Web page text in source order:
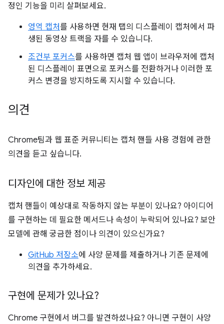
정인 기능을 미리 살펴보세요.
영역 캡처를 사용하면 현재 탭의 디스플레이 캡처에서 파
생된 동영상 트랙을 자를 수 있습니다.
조건부 포커스를 사용하면 캡처 웹 앱이 브라우저에 캡처
된 디스플레이 표면으로 포커스를 전환하거나 이러한 포
커스 변경을 방지하도록 지시할 수 있습니다.
의견
Chrome팀과 웹 표준 커뮤니티는 캡처 핸들 사용 경험에 관한
의견을 듣고 싶습니다.
디자인에 대한 정보 제공
캡처 핸들이 예상대로 작동하지 않는 부분이 있나요? 아이디어
를 구현하는 데 필요한 메서드나 속성이 누락되어 있나요? 보안
모델에 관해 궁금한 점이나 의견이 있으신가요?
GitHub 저장소에 사양 문제를 제출하거나 기존 문제에
의견을 추가하세요.
구현에 문제가 있나요?
Chrome 구현에서 버그를 발견하셨나요? 아니면 구현이 사양